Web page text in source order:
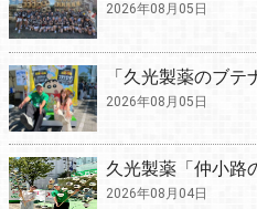
2026年08月05日
「久光製薬のブテ
2026年08月05日
久光製薬「仲小
2026年08月04日